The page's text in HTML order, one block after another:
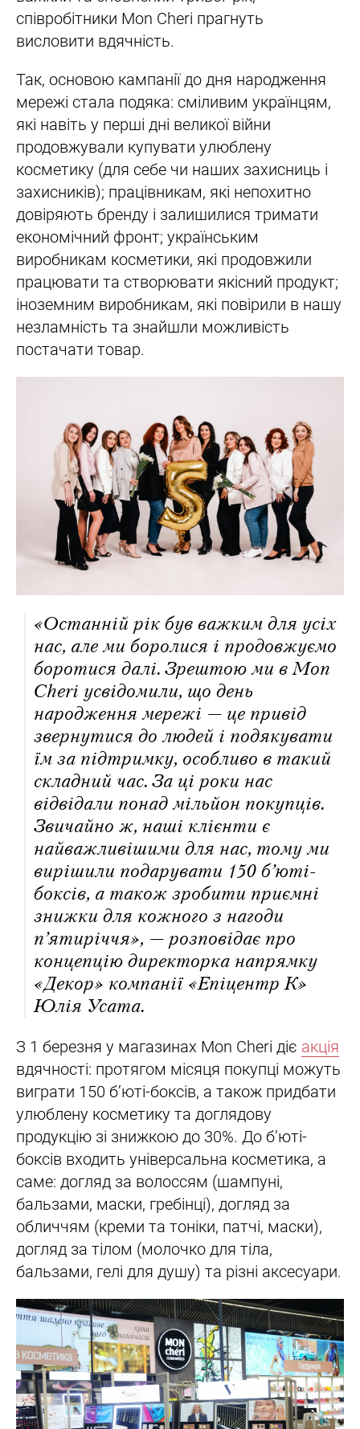
співробітники Mon Cheri прагнуть
висловити вдячність.
Так, основою кампанії до дня народження
мережі стала подяка: сміливим українцям,
які навіть у перші дні великої війни
продовжували купувати улюблену
косметику (для себе чи наших захисниць і
захисників); працівникам, які непохитно
довіряють бренду і залишилися тримати
економічний фронт; українським
виробникам косметики, які продовжили
працювати та створювати якісний продукт;
іноземним виробникам, які повірили в нашу
незламність та знайшли можливість
постачати товар.
«Останній рік був важким для усіх
нас, але ми боролися і продовжуємо
боротися далі. Зрештою ми в Mon
Cheri усвідомили, що день
народження мережі — це привід
звернутися до людей і подякувати
їм за підтримку, особливо в такий
складний час. За ці роки нас
відвідали понад мільйон покупців.
Звичайно ж, наші клієнти є
найважливішими для нас, тому ми
вирішили подарувати 150 б’юті-
боксів, а також зробити приємні
знижки для кожного з нагоди
п’ятиріччя», — розповідає про
концепцію директорка напрямку
«Декор» компанії «Епіцентр К»
Юлія Усата.
З 1 березня у магазинах Mon Cheri діє акція
вдячності: протягом місяця покупці можуть
виграти 150 б’юті-боксів, а також придбати
улюблену косметику та доглядову
продукцію зі знижкою до 30%. До б’юті-
боксів входить універсальна косметика, а
саме: догляд за волоссям (шампуні,
бальзами, маски, гребінці), догляд за
обличчям (креми та тоніки, патчі, маски),
догляд за тілом (молочко для тіла,
бальзами, гелі для душу) та різні аксесуари.